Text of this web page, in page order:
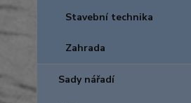
Stavební technika
Zahrada
Sady nářadí